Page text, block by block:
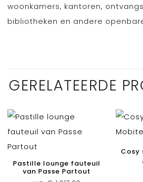
woonkamers, kantoren,
bibliotheken en andere
GERELATEERDE
Pastille lounge fauteuil
van Passe Partout
Cosy